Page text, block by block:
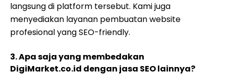
langsung di platform tersebut. Kami juga
menyediakan layanan pembuatan website
profesional yang SEO-friendly.
3. Apa saja yang membedakan
DigiMarket.co.id dengan jasa SEO lainnya?